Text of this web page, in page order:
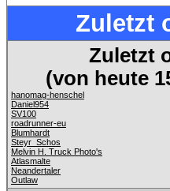
Zuletzt
Zuletzt
(von heute
hanomag-henschel
Daniel954
SV100
roadrunner-eu
Blumhardt
Steyr_Schos
Melvin H. Truck Photo's
Atlasmalte
Neandertaler
Outlaw